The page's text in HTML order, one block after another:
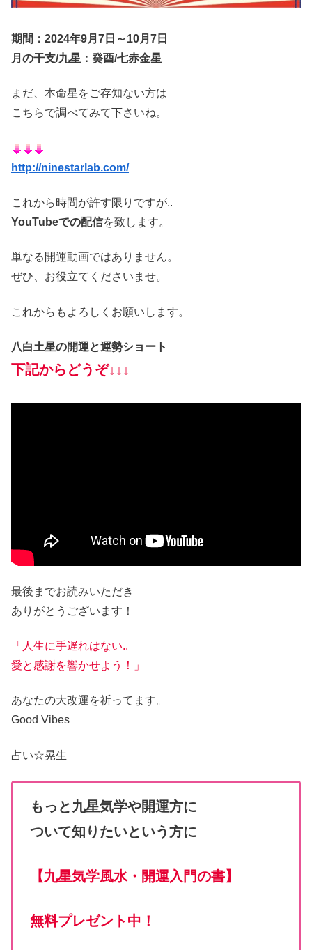
期間：2024年9月7日～10月7日
月の干支/九星：癸酉/七赤金星
まだ、本命星をご存知ない方は
こちらで調べてみて下さいね。
http://ninestarlab.com/
これから時間が許す限りですが..
YouTubeでの配信を致します。
単なる開運動画ではありません。
ぜひ、お役立てくださいませ。
これからもよろしくお願いします。
八白土星の開運と運勢ショート
下記からどうぞ↓↓↓
最後までお読みいただき
ありがとうございます！
「人生に手遅れはない..
愛と感謝を響かせよう！」
あなたの大改運を祈ってます。
Good Vibes
占い☆晃生
もっと九星気学や開運方に
ついて知りたいという方に
【 九星気学風水・開運入門の書】
無料プレゼント中！